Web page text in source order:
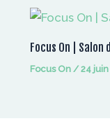
Focus On | Salon
Focus On/24